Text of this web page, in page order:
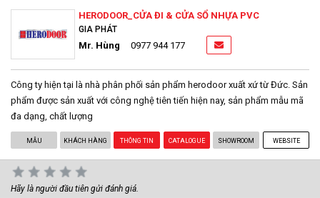
HERODOOR_CỬA ĐI & CỬA SỔ NHỰA PVC
GIA PHÁT
Mr. Hùng 0977 944 177
Công ty hiện tại là nhà phân phối sản phẩm herodoor xuất xứ từ Đức. Sản
phẩm được sản xuất với công nghệ tiên tiến hiện nay, sản phẩm mẫu mã
đa dạng, chất lượng
MẪU KHÁCH HÀNG THÔNG TIN CATALOGUE SHOWROOM WEBSITE
Hãy là người đầu tiên gửi đánh giá.